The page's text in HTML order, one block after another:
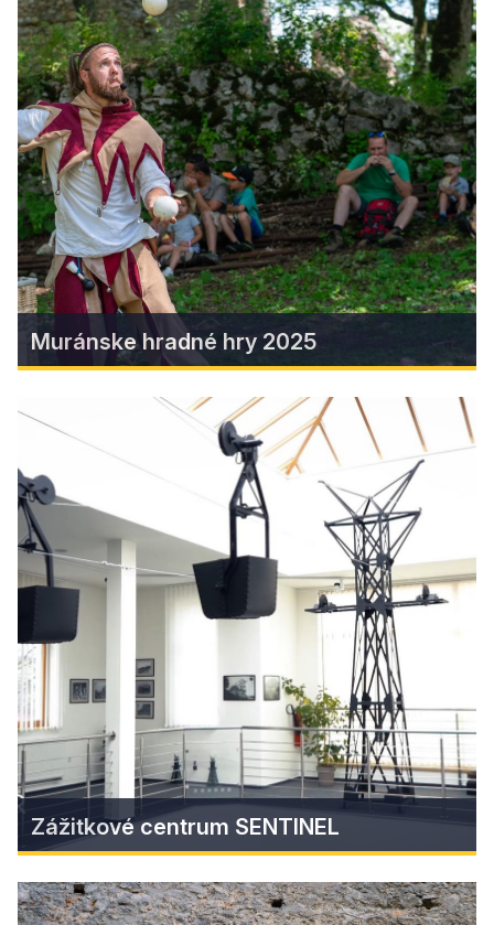
Jelšave
Krásy jelšavského údolia môžu milovníci
vodáckej turistiky objavovať v jedno- až
štvormiestnych kajakoch, ktoré im s
príslušenstvom zapožičajú Mestské služby
Jelšava.
Zistiť viac
Muránske hradné hry 2025
Muránske hradné hry 2025
Muránsky hrad opäť ožije hradnými hrami už v
sobotu, 14.6.2025!
Zistiť viac
Zážitkové centrum SENTINEL